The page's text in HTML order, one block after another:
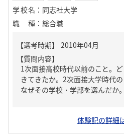
学校名 ： 同志社大学
職種 ： 総合職
【質問内容】
1次面接高校時代以前のこと。
きてきたか。2次面接大学時代
なぜその学校・学部を選んだか
体験記の詳細